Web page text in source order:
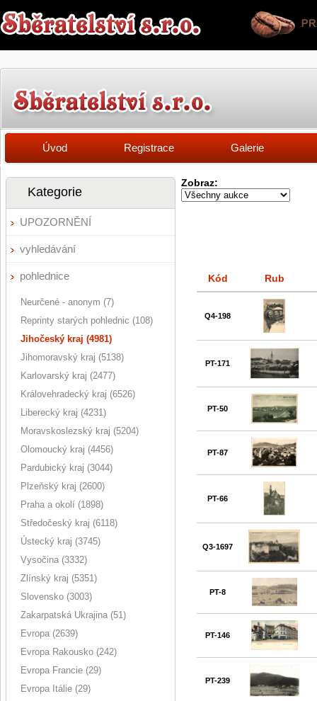
Úvod Registrace Galerie
Kategorie
UPOZORNĚNÍ
vyhledávání
pohlednice
Neurčené - anonym (7)
Reprinty starých pohlednic (108)
Jihočeský kraj (4981)
Jihomoravský kraj (5138)
Karlovarský kraj (2477)
Královehradecký kraj (6526)
Liberecký kraj (4231)
Moravskoslezský kraj (5204)
Olomoucký kraj (4456)
Pardubický kraj (3044)
Plzeňský kraj (2600)
Praha a okolí (1898)
Středočeský kraj (6118)
Ústecký kraj (3745)
Vysočina (3332)
Zlínský kraj (5351)
Slovensko (3003)
Zakarpatská Ukrajina (51)
Evropa (2639)
Evropa Rakousko (242)
Evropa Francie (29)
Evropa Itálie (29)
Zobraz:
Kód Rub
Q4-198
PT-171
PT-50
PT-87
PT-66
Q3-1697
PT-8
PT-146
PT-239